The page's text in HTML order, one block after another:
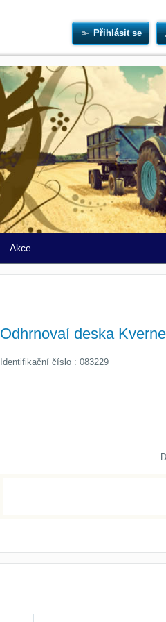
Přihlásit se
Akce
Odhrnovaí deska
Identifikační číslo : 083229